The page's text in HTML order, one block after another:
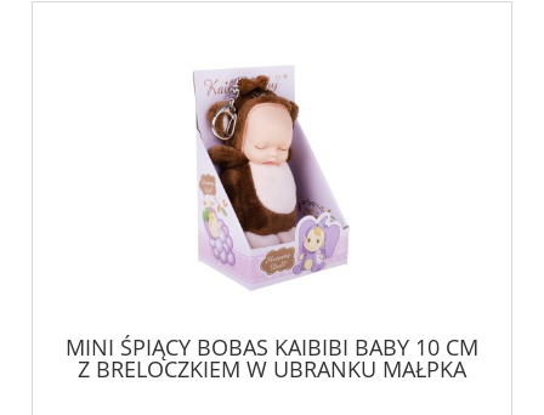
MINI ŚPIĄCY BOBAS KAIBIBI BABY 10 CM
Z BRELOCZKIEM W UBRANKU MAŁPKA